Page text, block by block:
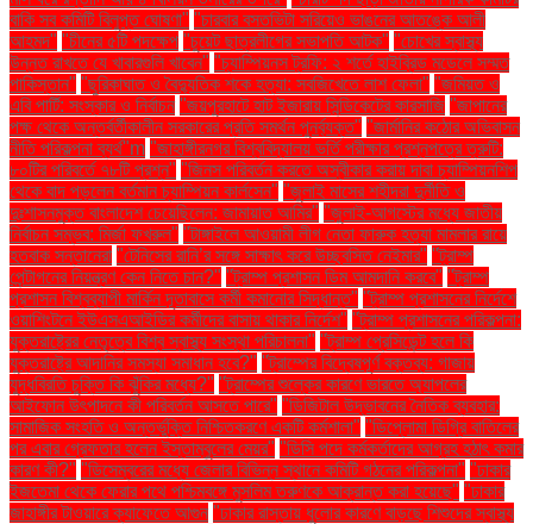
বাকি সব কমিটি বিলুপ্ত ঘোষণা" "চারবার বসতভিটা সরিয়েও ভাঙনের আতঙ্কে আলী
আহমদ" "চীনের ৫টি পদক্ষেপ "চুয়েট ছাত্রলীগের সভাপতি আটক" "চোখের স্বাস্থ্য
উন্নত রাখতে যে খাবারগুলি খাবেন" "চ্যাম্পিয়নস ট্রফি: ২ শর্তে হাইব্রিড মডেলে সম্মত
পাকিস্তান" "ছুরিকাঘাত ও বৈদ্যুতিক শকে হত্যা: সবজিখেতে লাশ ফেলা" "জমিয়ত ও
এবি পার্টি: সংস্কার ও নির্বাচন "জয়পুরহাটে হাট ইজারায় সিন্ডিকেটের কারসাজি "জাপানের
পক্ষ থেকে অন্তর্বর্তীকালীন সরকারের প্রতি সমর্থন পুনর্ব্যক্ত" "জার্মানির কঠোর অভিবাসন
নীতি পরিকল্পনা ব্যর্থ"m "জাহাঙ্গীরনগর বিশ্ববিদ্যালয় ভর্তি পরীক্ষার প্রশ্নপত্রে ত্রুটি:
৮০টির পরিবর্তে ৭৮টি প্রশ্ন" "জিনস পরিবর্তন করতে অস্বীকার করায় দাবা চ্যাম্পিয়নশিপ
থেকে বাদ পড়লেন বর্তমান চ্যাম্পিয়ন কার্লসেন" "জুলাই মাসের শহীদরা দুর্নীতি ও
দুঃশাসনমুক্ত বাংলাদেশ চেয়েছিলেন: জামায়াত আমির" "জুলাই-আগস্টের মধ্যে জাতীয়
নির্বাচন সম্ভব: মির্জা ফখরুল" "টাঙ্গাইলে আওয়ামী লীগ নেতা ফারুক হত্যা মামলার রায়ে
হতবাক সন্তানেরা "টেনিসের রানি’র সঙ্গে সাক্ষাৎ করে উচ্ছ্বসিত নেইমার" "ট্রাম্প
পেন্টাগনের নিয়ন্ত্রণ কেন নিতে চান?" "ট্রাম্প প্রশাসন ডিম আমদানি করবে" "ট্রাম্প
প্রশাসন বিশ্বব্যাপী মার্কিন দূতাবাসে কর্মী কমানোর সিদ্ধান্ত" "ট্রাম্প প্রশাসনের নির্দেশে
ওয়াশিংটনে ইউএসএআইডির কর্মীদের বাসায় থাকার নির্দেশ" "ট্রাম্প প্রশাসনের পরিকল্পনা:
যুক্তরাষ্ট্রের নেতৃত্বে বিশ্ব স্বাস্থ্য সংস্থা পরিচালনা" "ট্রাম্প প্রেসিডেন্ট হলে কি
যুক্তরাষ্ট্রে আদানির সমস্যা সমাধান হবে?" "ট্রাম্পের বিদ্বেষপূর্ণ বক্তব্য: গাজায়
যুদ্ধবিরতি চুক্তি কি ঝুঁকির মধ্যে?" "ট্রাম্পের শুল্কের কারণে ভারতে অ্যাপলের
আইফোন উৎপাদনে কী পরিবর্তন আসতে পারে" "ডিজিটাল উদ্ভাবনের নৈতিক ব্যবহার:
সামাজিক সংহতি ও অন্তর্ভুক্তি নিশ্চিতকরণে একটি কর্মশালা" "ডিপ্লোমা ডিগ্রি বাতিলের
পর এবার গ্রেফতার হলেন ইস্তাম্বুলের মেয়র" "ডিসি পদে কর্মকর্তাদের আগ্রহ হঠাৎ কমার
কারণ কী?" "ডিসেম্বরের মধ্যে জেলার বিভিন্ন স্থানে কমিটি গঠনের পরিকল্পনা" "ঢাকার
ইজতেমা থেকে ফেরার পথে পশ্চিমবঙ্গে মুসলিম তরুণকে আক্রান্ত করা হয়েছে" "ঢাকার
জাহাঙ্গীর টাওয়ারে ক্যাফেতে আগুন "ঢাকার রাস্তায় ধুলোর কারণে বাড়ছে শিশুদের স্বাস্থ্য